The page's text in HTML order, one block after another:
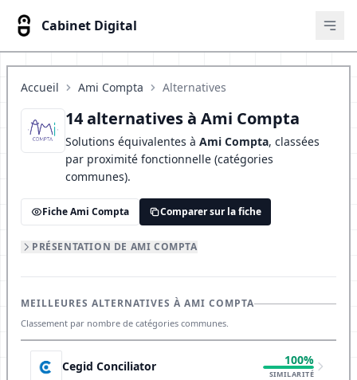
Cabinet Digital
Accueil Ami Compta Alternatives
14 alternatives à Ami Compta
Solutions équivalentes à Ami Compta, classées
par proximité fonctionnelle (catégories
communes).
Fiche Ami Compta Comparer sur la fiche
PRÉSENTATION DE AMI COMPTA
MEILLEURES ALTERNATIVES À AMI COMPTA
Classement par nombre de catégories communes.
Cegid Conciliator 100%
SIMILARITÉ